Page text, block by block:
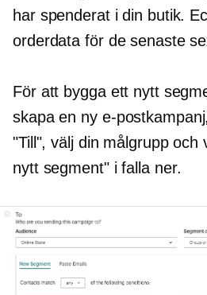
har spenderat i din butik.
orderdata för de senaste
För att bygga ett nytt
skapa en ny e-
"Till", välj din målgrupp och
nytt segment" ifalla ner.